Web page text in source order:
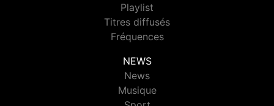
Playlist
Titres diffusés
Fréquences
NEWS
News
Musique